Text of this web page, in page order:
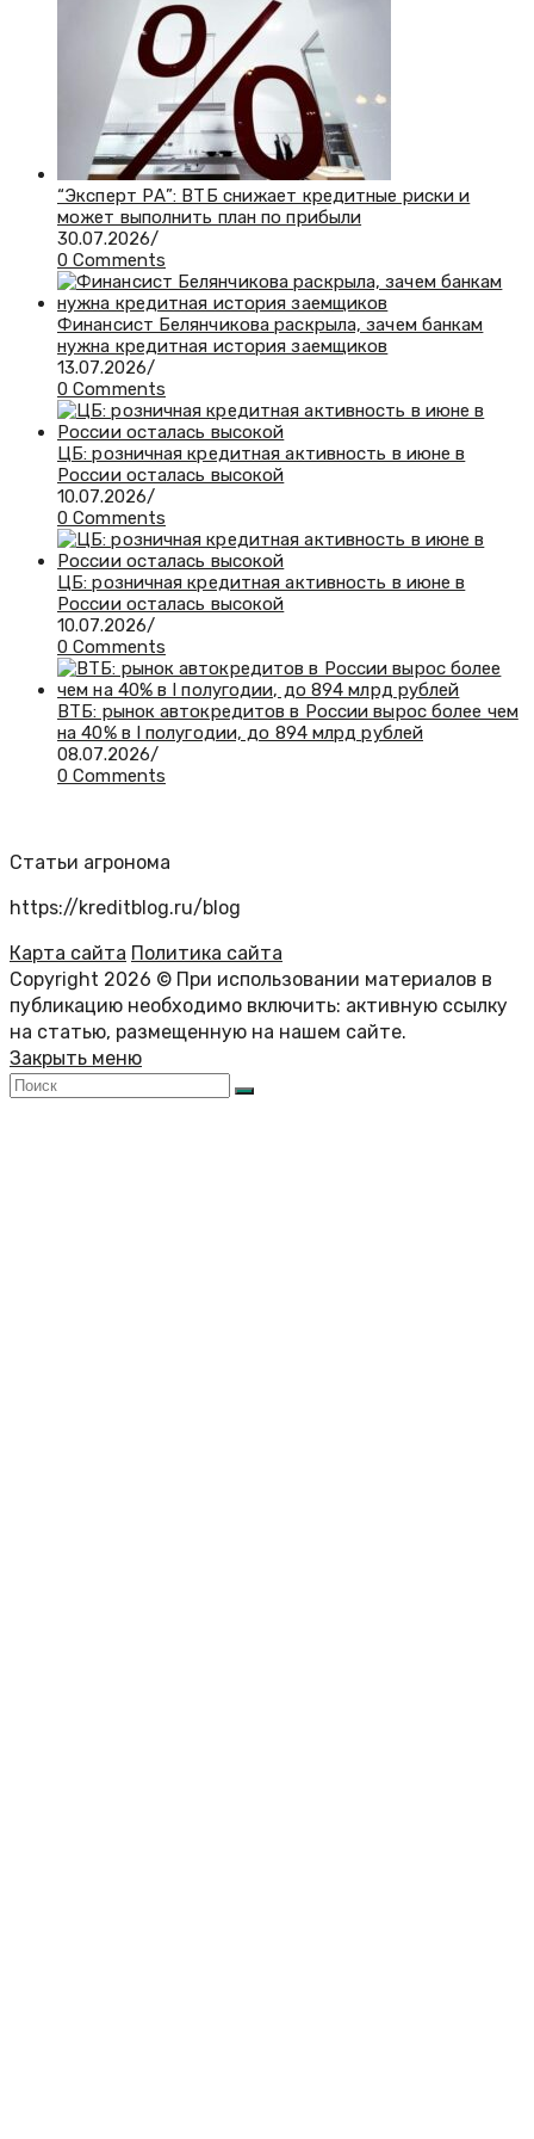
“Эксперт РА”: ВТБ снижает кредитные риски и
может выполнить план по прибыли
30.07.2026/
0 Comments
Финансист Белянчикова раскрыла, зачем банкам
нужна кредитная история заемщиков
13.07.2026/
0 Comments
ЦБ: розничная кредитная активность в июне в
России осталась высокой
10.07.2026/
0 Comments
ЦБ: розничная кредитная активность в июне в
России осталась высокой
10.07.2026/
0 Comments
ВТБ: рынок автокредитов в России вырос более чем
на 40% в I полугодии, до 894 млрд рублей
08.07.2026/
0 Comments
Статьи агронома
https://kreditblog.ru/blog
Карта сайта Политика сайта
Copyright 2026 © При использовании материалов в
публикацию необходимо включить: активную ссылку
на статью, размещенную на нашем сайте.
Закрыть меню